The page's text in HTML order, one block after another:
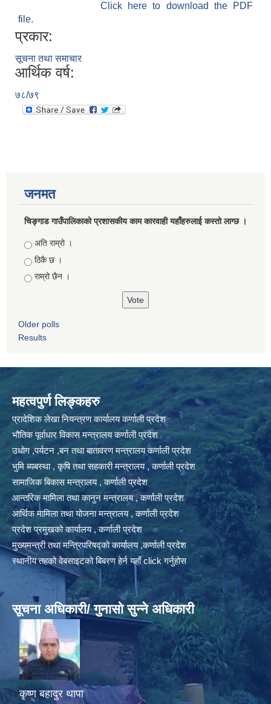
Click here to download the PDF
file.
प्रकार:
सूचना तथा समाचार
आर्थिक वर्ष:
७८/७९
जनमत
चिङ्गाड गाउँपालिकाको प्रशासकीय काम कारवाही यहाँहरुलाई कस्तो लाग्छ ।
Choices
अति राम्रो ।
ठिकै छ ।
राम्रो छैन ।
Older polls
Results
महत्वपुर्ण लिङ्कहरु
प्रादेशिक लेखा नियन्त्रण कार्यालय कर्णाली प्रदेश
भौतिक पूर्वाधार विकास मन्त्रालय कर्णाली प्रदेश
उधोग ,पर्यटन ,बन तथा बातावरण मन्त्रालय कर्णाली प्रदेश
भुमि ब्यबस्था , कृषि तथा सहकारी मन्त्रालय , कर्णाली प्रदेश
सामाजिक बिकास मन्त्रालय , कर्णाली प्रदेश
आन्तरिक मामिला तथा कानुन मन्त्रालय , कर्णाली प्रदेश
आर्थिक मामिला तथा योजना मन्त्रालय , कर्णाली प्रदेश
प्रदेश प्रमुखको कार्यालय , कर्णाली प्रदेश
मुख्यमन्त्री तथा मन्त्रिपरिषद्को कार्यालय ,कर्णाली प्रदेश
स्थानीय तहको वेबसाइटको बिबरण हेर्न यहाँ click गर्नुहोस
सूचना अधिकारी/ गुनासो सुन्ने अधिकारी
कृष्ण बहादुर थापा